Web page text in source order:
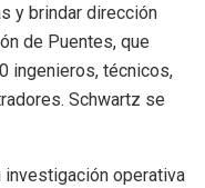
y brindar dirección
de Puentes, que
ingenieros, técnicos,
Schwartz se
investigación operativa